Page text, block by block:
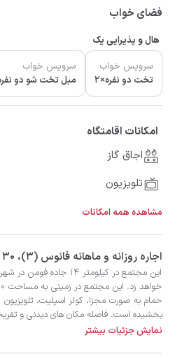
فضای خواب
هال و پذیرایی یک
سرویس خواب
تخت دو نفره×2
سرویس خواب
مبل تخت شو دو
امکانات اقامتگاه
اجاق گاز
تلویزیون
مشاهده همه امکانات
‫‫اجاره روزانه و ماهانه فانوس (3)، 30 متر برای 4 نفر به همراه 1 نفر اضافی در شهر ماسوله با تضمین بهترین کیفیت و قیمت در اتاقک
بخشیده است. فاصله مکان های دیدنی و تفریحی تا مجتمع اقامتی فانوس قلعه
نمایش جزئیات بیشتر